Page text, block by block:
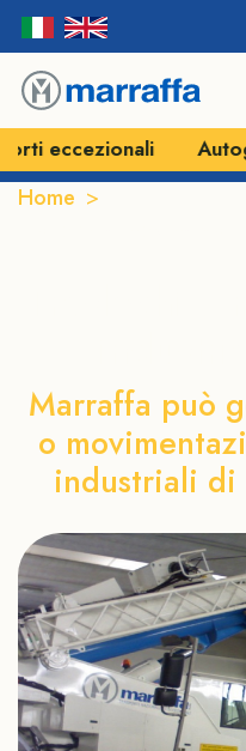
Autogrù e
Home
Marraffa può
o
industriali